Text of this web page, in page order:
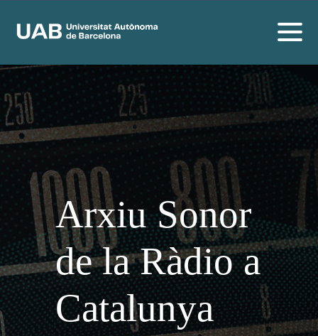
Arxiu Sonor
de la Ràdio a
Catalunya